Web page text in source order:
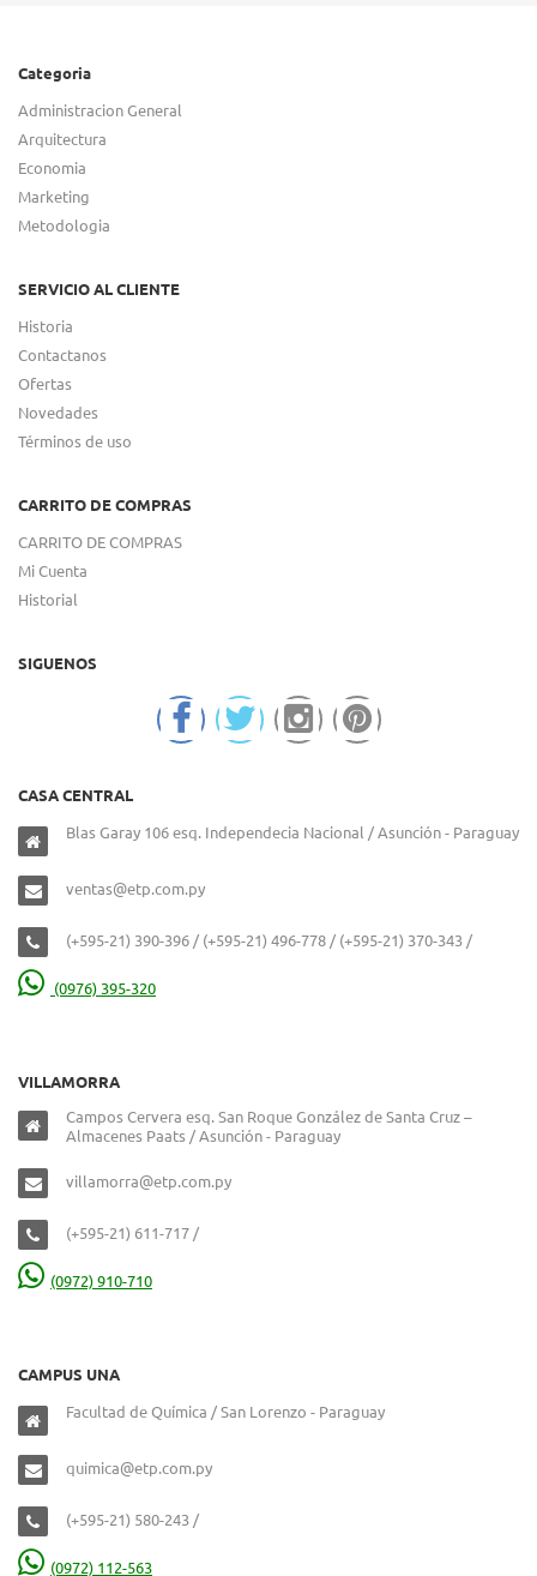
Categoria
Administracion General
Arquitectura
Economia
Marketing
Metodologia
SERVICIO AL CLIENTE
Historia
Contactanos
Ofertas
Novedades
Términos de uso
CARRITO DE COMPRAS
CARRITO DE COMPRAS
Mi Cuenta
Historial
SIGUENOS
CASA CENTRAL
Blas Garay 106 esq. Independecia Nacional / Asunción - Paraguay
ventas@etp.com.py
(+595-21) 390-396 / (+595-21) 496-778 / (+595-21) 370-343 /
(0976) 395-320
VILLAMORRA
Campos Cervera esq. San Roque González de Santa Cruz –
Almacenes Paats / Asunción - Paraguay
villamorra@etp.com.py
(+595-21) 611-717 /
(0972) 910-710
CAMPUS UNA
Facultad de Química / San Lorenzo - Paraguay
quimica@etp.com.py
(+595-21) 580-243 /
(0972) 112-563